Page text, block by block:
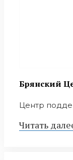
Брянский
Центр
Читать